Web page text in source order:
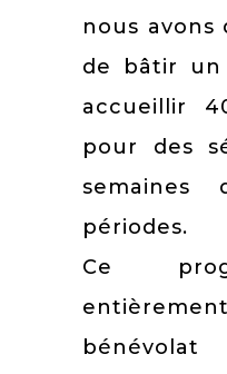
nous avons
de bâtir un
accueillir
pour des
semaines
périodes.
Ce